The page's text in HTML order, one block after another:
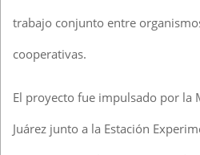
trabajo conjunto entre
cooperativas.
El proyecto fue impulsado por la
Juárez junto a la Estación